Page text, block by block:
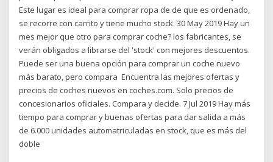
Este lugar es ideal para comprar ropa de de que es ordenado,
se recorre con carrito y tiene mucho stock. 30 May 2019 Hay un
mes mejor que otro para comprar coche? los fabricantes, se
verán obligados a librarse del 'stock' con mejores descuentos.
Puede ser una buena opción para comprar un coche nuevo
más barato, pero compara Encuentra las mejores ofertas y
precios de coches nuevos en coches.com. Solo precios de
concesionarios oficiales. Compara y decide. 7 Jul 2019 Hay más
tiempo para comprar y buenas ofertas para dar salida a más
de 6.000 unidades automatriculadas en stock, que es más del
doble